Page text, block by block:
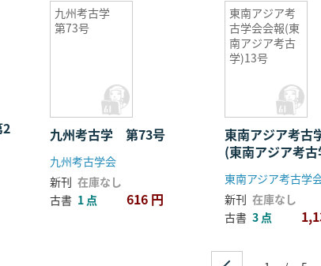
九州考古学
第73号
九州考古学 第73号
九州考古学会
新刊 在庫なし
古書 1 点 616 円
東南アジア考
古学会会報(東
南アジア考古
学)13号
東南アジア考古
(東南アジア考
東南アジア考古学
新刊 在庫なし
古書 3 点